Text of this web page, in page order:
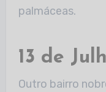
palmáceas.
13 de
Outro bairro